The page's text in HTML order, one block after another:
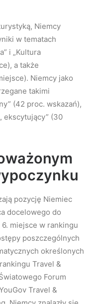
Niemcy
w tematach
i „Kultura
a także
Niemcy jako
takimi
(42 proc. wskazań),
ekscytujący” (30
pozycję Niemiec
docelowego do
miejsce w rankingu
poszczególnych
określonych
Travel &
Forum
Travel &